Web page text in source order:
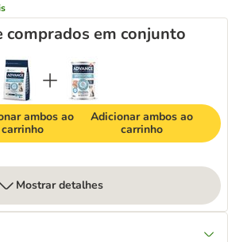
comprados em conjunto
ambos ao
carrinho
Adicionar ambos ao
carrinho
Mostrar detalhes